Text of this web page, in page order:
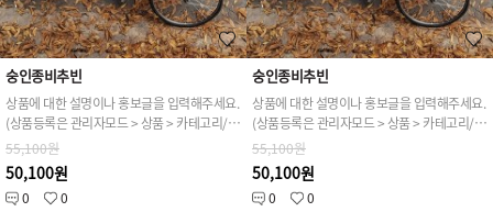
숭인종비추빈
상품에 대한 설명이나 홍보글을 입력해주세요.
(상품등록은 관리자모드 > 상품 > 카테고리/상품관리 > 상품등록 가능)
55,100원
50,100원
0 0
숭인종비추빈
상품에 대한 설명이나 홍보글을 입력해주세요.
(상품등록은 관리자모드 > 상품 > 카테고리/상품관리 > 상품등록 가능)
55,100원
50,100원
0 0